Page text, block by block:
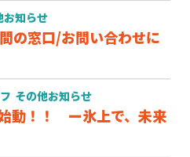
お知らせ
の窓口/お問い合わせに
その他お知らせ
動！！ ー氷上で、未来